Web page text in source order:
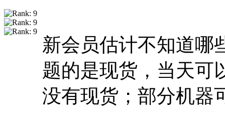
新会员估计不知道哪
题的是现货，当天可
没有现货；部分机器